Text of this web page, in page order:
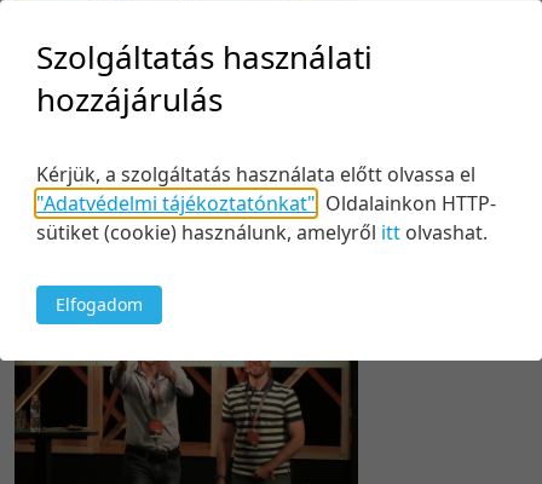
Feltöltés dátuma szerint
100 tétel/oldal
Közreműködők:
Harsányi Bence
Kiskovács Attila
Szolgáltatás használati
hozzájárulás
Kérjük, a szolgáltatás használata előtt olvassa el
"Adatvédelmi tájékoztatónkat" Oldalainkon HTTP-
sütiket (cookie) használunk, amelyről itt olvashat.
Elfogadom